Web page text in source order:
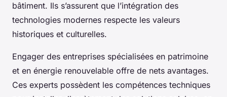
bâtiment. Ils s’assurent que l’intégration des
technologies modernes respecte les valeurs
historiques et culturelles.
Engager des entreprises spécialisées en patrimoine
et en énergie renouvelable offre de nets avantages.
Ces experts possèdent les compétences techniques